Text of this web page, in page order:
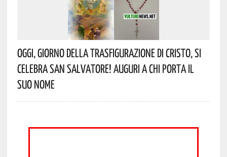
Oggi, Giorno Della Trasfigurazione Di Cristo, Si
Celebra San Salvatore! Auguri A Chi Porta Il
Suo Nome